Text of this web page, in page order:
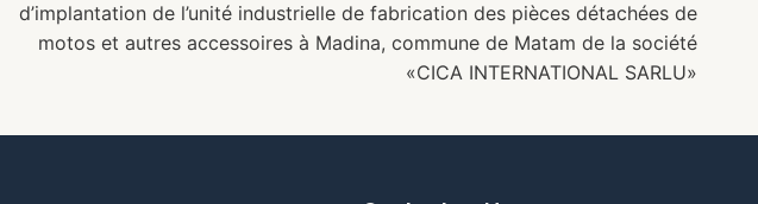
d’implantation de l’unité industrielle de fabrication des pièces détachées de
motos et autres accessoires à Madina, commune de Matam de la société
«CICA INTERNATIONAL SARLU»